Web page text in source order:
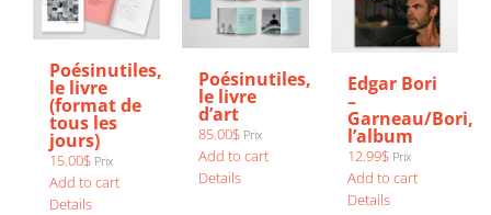
options
may
be
on
Poésinutiles,
le livre
(format de
tous les
jours)
15.00$ Prix
Add to cart
Details
Poésinutiles,
le livre
d’art
85.00$ Prix
Add to cart
Details
Edgar Bori
–
Garneau/Bori,
l’album
12.99$ Prix
Add to cart
Details